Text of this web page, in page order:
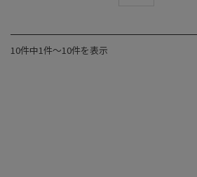
10件中1件〜10件を表示